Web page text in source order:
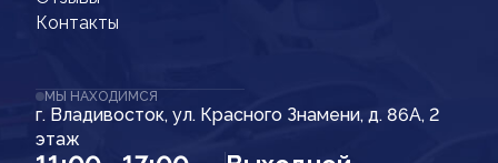
Контакты
МЫ НАХОДИМСЯ
г. Владивосток, ул. Красного Знамени, д. 86А, 2
этаж